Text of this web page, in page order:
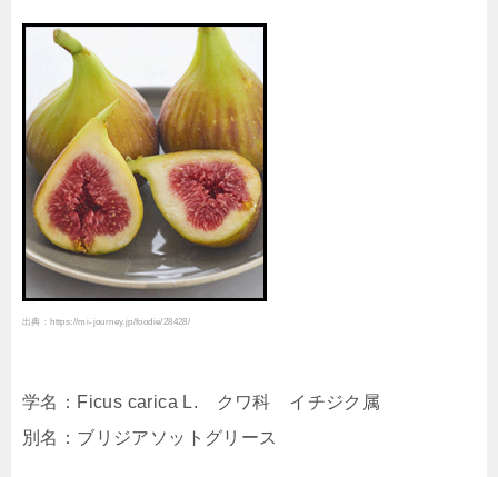
出典：https://mi-journey.jp/foodie/28428/
学名：Ficus carica L. クワ科 イチジク属
別名：ブリジアソットグリース